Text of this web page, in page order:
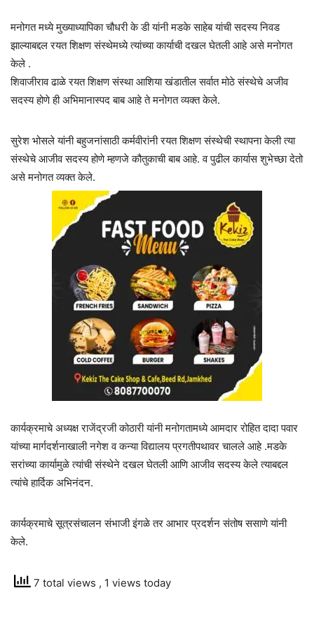
मनोगत मध्ये मुख्याध्यापिका चौधरी के डी यांनी मडके साहेब यांची सदस्य निवड
झाल्याबद्दल रयत शिक्षण संस्थेमध्ये त्यांच्या कार्याची दखल घेतली आहे असे मनोगत
केले .
शिवाजीराव ढाळे रयत शिक्षण संस्था आशिया खंडातील सर्वात मोठे संस्थेचे अजीव
सदस्य होणे ही अभिमानास्पद बाब आहे ते मनोगत व्यक्त केले.
सुरेश भोसले यांनी बहुजनांसाठी कर्मवीरांनी रयत शिक्षण संस्थेची स्थापना केली त्या
संस्थेचे आजीव सदस्य होणे म्हणजे कौतुकाची बाब आहे. व पुढील कार्यास शुभेच्छा देतो
असे मनोगत व्यक्त केले.
कार्यक्रमाचे अध्यक्ष राजेंद्रजी कोठारी यांनी मनोगतामध्ये आमदार रोहित दादा पवार
यांच्या मार्गदर्शनाखाली नगेश व कन्या विद्यालय प्रगतीपथावर चालले आहे .मडके
सरांच्या कार्यामुळे त्यांची संस्थेने दखल घेतली आणि आजीव सदस्य केले त्याबद्दल
त्यांचे हार्दिक अभिनंदन.
कार्यक्रमाचे सूत्रसंचालन संभाजी इंगळे तर आभार प्रदर्शन संतोष ससाणे यांनी
केले.
7 total views , 1 views today